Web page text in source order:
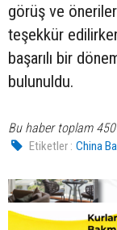
görüş ve
teşekkür
başarılı bir
bulunuldu.
Bu haber toplam
Etiketler : China